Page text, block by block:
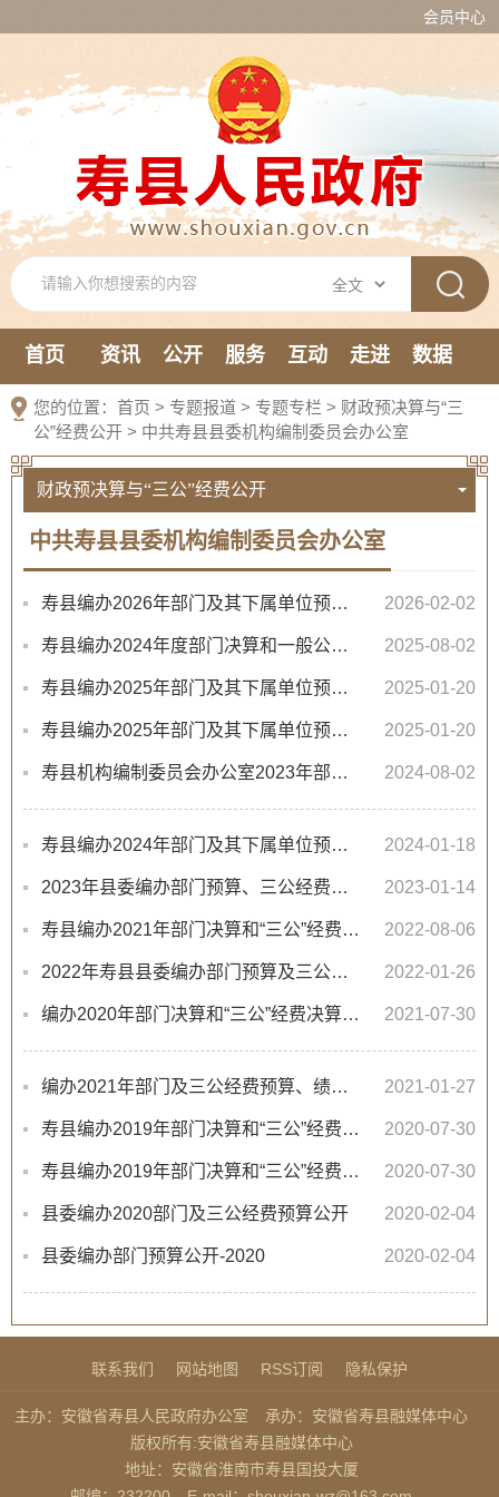
会员中心
首页 资讯 公开 服务 互动 走进
数据
新媒体
您的位置： 首页 > 专题报道 > 专题专栏 > 财政预决算与“三
公”经费公开 > 中共寿县县委机构编制委员会办公室
财政预决算与“三公”经费公开
中共寿县县委机构编制委员会办公室
寿县编办2026年部门及其下属单位预算及“三公”经费预算公开 2026-02-02
寿县编办2024年度部门决算和一般公共预算财政拨款“三公”经费支出决算 2025-08-02
寿县编办2025年部门及其下属单位预算及“三公”经费预算公开 2025-01-20
寿县编办2025年部门及其下属单位预算及“三公”经费预算公开 2025-01-20
寿县机构编制委员会办公室2023年部门决算和“三公”经费决算公开 2024-08-02
寿县编办2024年部门及其下属单位预算及“三公”经费预算公开 2024-01-18
2023年县委编办部门预算、三公经费预算、预算绩效公开 2023-01-14
寿县编办2021年部门决算和“三公”经费决算公开 2022-08-06
2022年寿县县委编办部门预算及三公经费预算、预算绩效公开 2022-01-26
编办2020年部门决算和“三公”经费决算公开 2021-07-30
编办2021年部门及三公经费预算、绩效目标申报表、整体绩效目标表公开 2021-01-27
寿县编办2019年部门决算和“三公”经费决算公开 2020-07-30
寿县编办2019年部门决算和“三公”经费决算公开 2020-07-30
县委编办2020部门及三公经费预算公开 2020-02-04
县委编办部门预算公开-2020 2020-02-04
联系我们 网站地图 RSS订阅 隐私保护
主办：安徽省寿县人民政府办公室
承办：安徽省寿县融媒体中心
版权所有:安徽省寿县融媒体中心
地址：安徽省淮南市寿县国投大厦